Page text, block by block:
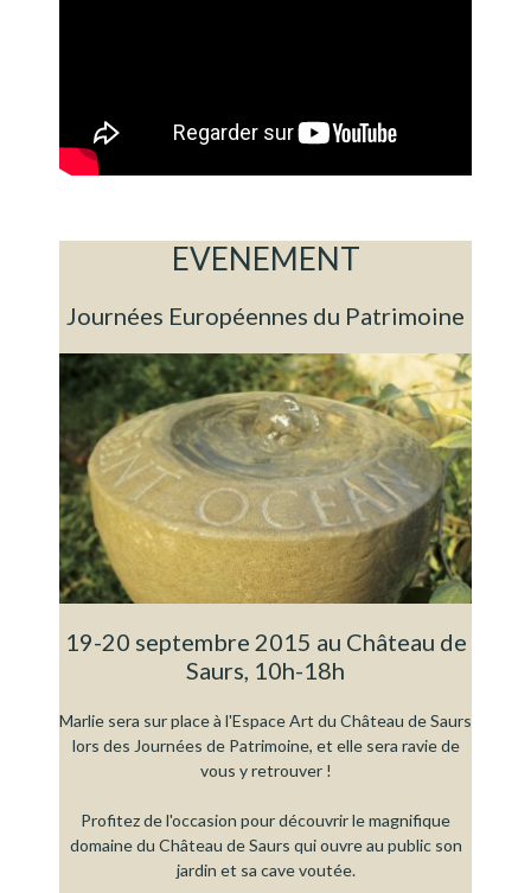
EVENEMENT
Journées Européennes du Patrimoine
19-20 septembre 2015 au Château de
Saurs, 10h-18h
Marlie sera sur place à l'Espace Art du Château de Saurs
lors des Journées de Patrimoine, et elle sera ravie de
vous y retrouver !
Profitez de l'occasion pour découvrir le magnifique
domaine du Château de Saurs qui ouvre au public son
jardin et sa cave voutée.